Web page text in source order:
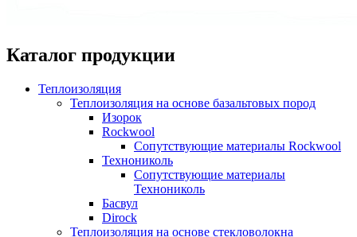
Каталог продукции
Теплоизоляция
Теплоизоляция на основе базальтовых пород
Изорок
Rockwool
Сопутствующие материалы Rockwool
Технониколь
Сопутствующие материалы
Технониколь
Басвул
Dirock
Теплоизоляция на основе стекловолокна